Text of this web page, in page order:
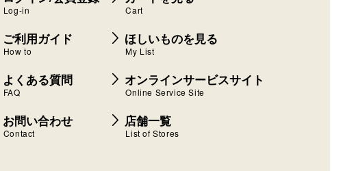
Log-in Cart
ご利用ガイド
How to
ほしいものを見る
My List
よくある質問
FAQ
オンラインサービスサイト
Online Service Site
お問い合わせ
Contact
店舗一覧
List of Stores